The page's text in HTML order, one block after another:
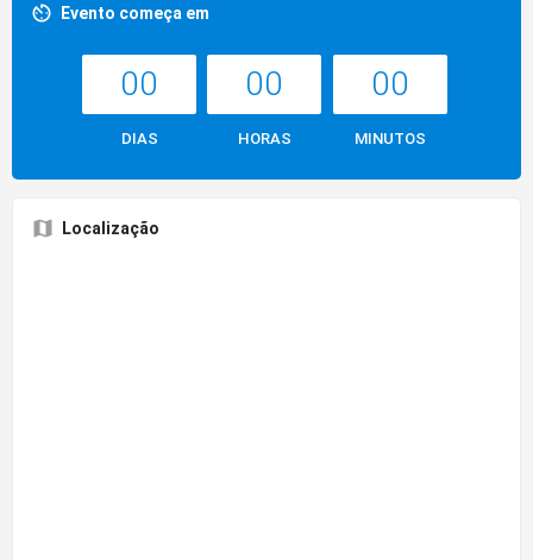
Evento começa em
00
DIAS
00
HORAS
00
MINUTOS
Localização